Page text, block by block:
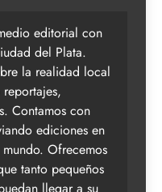
editorial con
del Plata.
la realidad local
Contamos con
ediciones en
Ofrecemos
tanto pequeños
llegar a su